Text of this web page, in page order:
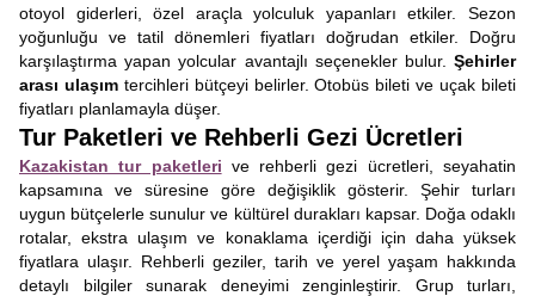
otoyol giderleri, özel araçla yolculuk yapanları etkiler. Sezon
yoğunluğu ve tatil dönemleri fiyatları doğrudan etkiler. Doğru
karşılaştırma yapan yolcular avantajlı seçenekler bulur. Şehirler
arası ulaşımtercihleri bütçeyi belirler. Otobüs bileti ve uçak bileti
fiyatları planlamayla düşer.
Tur Paketleri ve Rehberli Gezi Ücretleri
Kazakistan tur paketleri ve rehberli gezi ücretleri, seyahatin
kapsamına ve süresine göre değişiklik gösterir. Şehir turları
uygun bütçelerle sunulur ve kültürel durakları kapsar. Doğa odaklı
rotalar, ekstra ulaşım ve konaklama içerdiği için daha yüksek
fiyatlara ulaşır. Rehberli geziler, tarih ve yerel yaşam hakkında
detaylı bilgiler sunarak deneyimi zenginleştirir. Grup turları,